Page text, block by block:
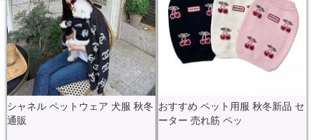
シャネル ペットウェア 犬服 秋冬
通販
おすすめ ペット用服 秋冬新品 セ
ーター 売れ筋 ペッ